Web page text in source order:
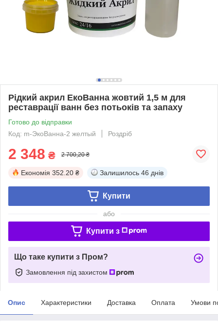
Рідкий акрил ЕкоВанна жовтий 1,5 м для
реставрації ванн без потьоків та запаху
Готово до відправки
Код: m-ЭкоВанна-2 желтый
Роздріб
2 348 ₴ 2 700,20 ₴
Економія 352.20 ₴ Залишилось 46 днів
Купити
або
Купити з
Що таке купити з Пром?
Замовлення під захистом
Опис Характеристики Доставка Оплата Умови